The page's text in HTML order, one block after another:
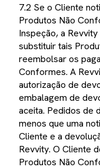
7.2 Se o Cliente
Produtos Não
Inspeção, a
substituir tais
reembolsar os
Conformes. A
autorização de
embalagem de
aceita. Pedidos de
menos que uma
Cliente e a
Revvity. O Cliente
Produtos Não